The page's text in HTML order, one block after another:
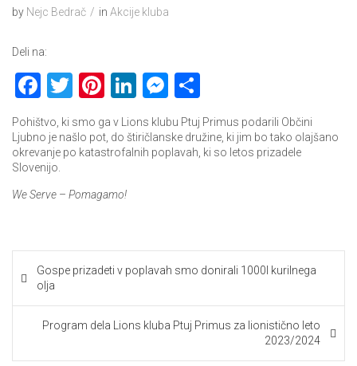
by Nejc Bedrač in Akcije kluba
Deli na:
F
a
ce
b
o
T
tt
er
Pi
nt
er
es
t
Li
nk
e
dI
M
es
se
n
h
ar
e
Pohištvo, ki smo ga v Lions klubu Ptuj Primus podarili Občini
Ljubno je našlo pot, do štiričlanske družine, ki jim bo tako olajšano
okrevanje po katastrofalnih poplavah, ki so letos prizadele
Slovenijo.
We Serve – Pomagamo!
Navigacija
prispevka
Gospe prizadeti v poplavah smo donirali 1000l kurilnega
olja
Program dela Lions kluba Ptuj Primus za lionistično leto
2023/2024